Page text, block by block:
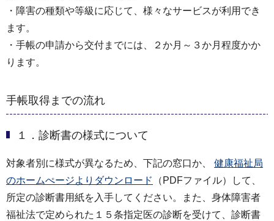
・障害の種類や等級に応じて、様々なサービスが利用でき
ます。
・手帳の申請から交付までには、２か月～３か月程度かか
ります。
手帳取得までの流れ
１．診断書の様式について
対象者別に様式が異なるため、下記の窓口か、 健康福祉局
のホームぺージよりダウンロード
（PDFファイル）して、
所定の診断書用紙を入手してください。また、身体障害者
福祉法で定められた１５条指定医の診断を受けて、診断書